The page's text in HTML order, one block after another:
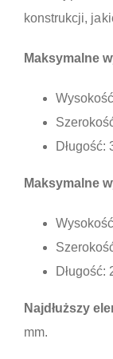
konstrukcji,
Maksymalne
Długość:
Maksymalne
Długość:
Najdłuższy
mm.